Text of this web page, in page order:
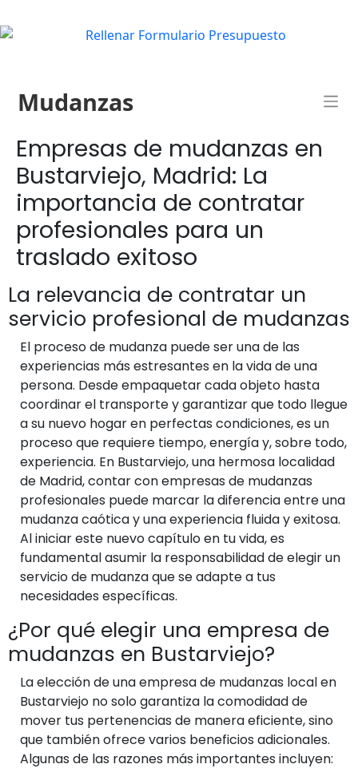
Mudanzas
Empresas de mudanzas en
Bustarviejo, Madrid: La
importancia de contratar
profesionales para un
traslado exitoso
La relevancia de contratar un
servicio profesional de mudanzas
El proceso de mudanza puede ser una de las
experiencias más estresantes en la vida de una
persona. Desde empaquetar cada objeto hasta
coordinar el transporte y garantizar que todo llegue
a su nuevo hogar en perfectas condiciones, es un
proceso que requiere tiempo, energía y, sobre todo,
experiencia. En Bustarviejo, una hermosa localidad
de Madrid, contar con empresas de mudanzas
profesionales puede marcar la diferencia entre una
mudanza caótica y una experiencia fluida y exitosa.
Al iniciar este nuevo capítulo en tu vida, es
fundamental asumir la responsabilidad de elegir un
servicio de mudanza que se adapte a tus
necesidades específicas.
¿Por qué elegir una empresa de
mudanzas en Bustarviejo?
La elección de una empresa de mudanzas local en
Bustarviejo no solo garantiza la comodidad de
mover tus pertenencias de manera eficiente, sino
que también ofrece varios beneficios adicionales.
Algunas de las razones más importantes incluyen: